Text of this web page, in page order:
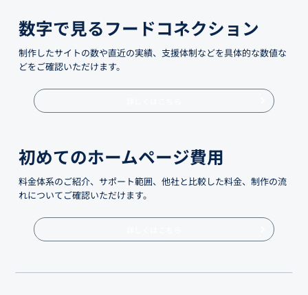
数字で見るフードコネクション
制作したサイトの数や直近の実績、支援体制などを具体的な数値な
どをご確認いただけます。
初めてのホームページ費用
料金体系のご紹介、サポート範囲、他社と比較した料金、制作の流
れについてご確認いただけます。